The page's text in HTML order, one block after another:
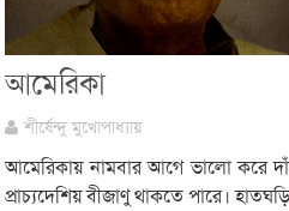
আমেরিকা
শীর্ষেন্দু মুখোপাধ্যায়
আমেরিকায় নামবার আগে ভালো করে
প্রাচ্যদেশিয় বীজাণু থাকতে পারে।